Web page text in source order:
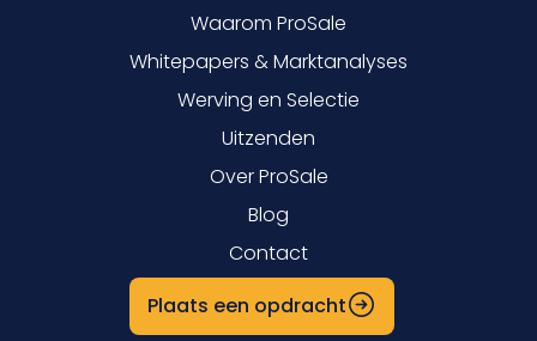
Waarom ProSale
Whitepapers & Marktanalyses
Werving en Selectie
Uitzenden
Over ProSale
Blog
Contact
Plaats een opdracht